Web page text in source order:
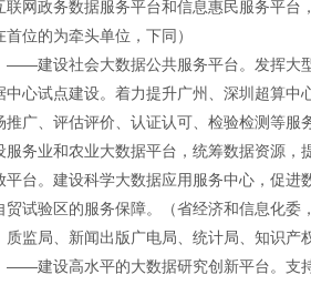
联网政务数据服务平台和信息惠民服务平台
首位的为牵头单位，下同）
——建设社会大数据公共服务平台。发挥大
中心试点建设。着力提升广州、深圳超算中
推广、评估评价、认证认可、检验检测等服
服务业和农业大数据平台，统筹数据资源
平台。建设科学大数据应用服务中心，促
贸试验区的服务保障。（省经济和信息化
质监局、新闻出版广电局、统计局、知识产
——建设高水平的大数据研究创新平台。支